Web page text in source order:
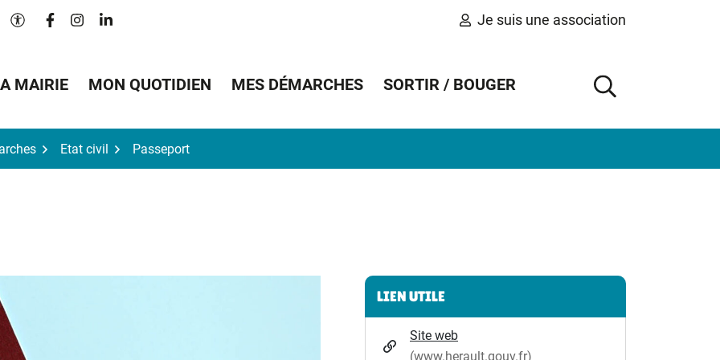
Paramètres d'accessibilité
Lien vers le compte Facebook
Lien vers le compte Instagram
Lien vers le compte Linkedin Je suis une association
MAIRIE MON QUOTIDIEN MES DÉMARCHES SORTIR / BOUGER
AFFICHER
Etat civil Passeport
Informations complémentaires
LIEN UTILE
Site web
(www.herault.gouv.fr)